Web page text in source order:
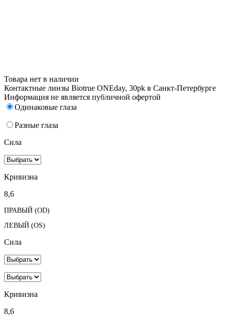
Товара нет в наличии
Контактные линзы Biotrue ONEday, 30pk в Санкт-Петербурге
Информация не является публичной офертой
Одинаковые глаза
Разные глаза
Сила
Кривизна
8,6
ПРАВЫЙ (OD)
ЛЕВЫЙ (OS)
Сила
Кривизна
8,6